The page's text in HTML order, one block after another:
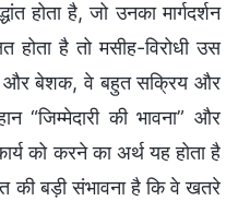
होता है, जो उनका मार्गदर्शन
होता है तो मसीह-विरोधी उस
और बेशक, वे बहुत सक्रिय और
“जिम्मेदारी की भावना” और
को करने का अर्थ यह होता है
की बड़ी संभावना है कि वे खतरे